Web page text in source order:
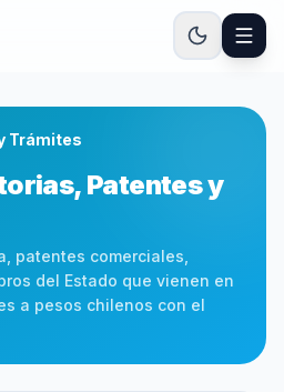
Trámites
Patentes y
patentes comerciales,
del Estado que vienen en
a pesos chilenos con el